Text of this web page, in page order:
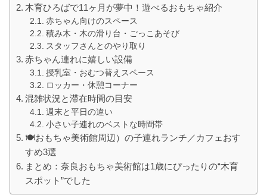
木育ひろばで11ヶ月が夢中！遊べるおもちゃ紹介
赤ちゃん向けのスペース
積み木・木の滑り台・ごっこあそび
スタッフさんとのやり取り
赤ちゃん連れに嬉しい設備
授乳室・おむつ替えスペース
ロッカー・休憩コーナー
混雑状況と滞在時間の目安
週末と平日の違い
小さい子連れのベストな時間帯
🍽️おもちゃ美術館周辺）の子連れランチ／カフェおす
すめ3選
まとめ：奈良おもちゃ美術館は1歳にぴったりの“木育
スポット”でした